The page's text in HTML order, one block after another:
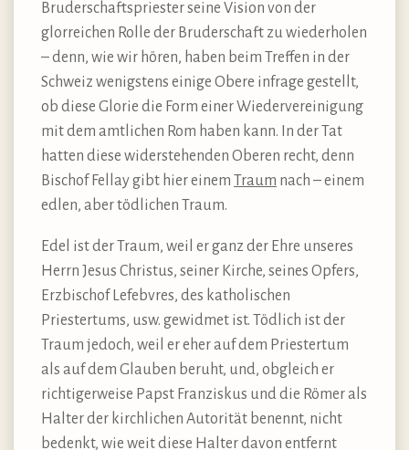
Bruderschaftspriester seine Vision von der
glorreichen Rolle der Bruderschaft zu wiederholen
– denn, wie wir hören, haben beim Treffen in der
Schweiz wenigstens einige Obere infrage gestellt,
ob diese Glorie die Form einer Wiedervereinigung
mit dem amtlichen Rom haben kann. In der Tat
hatten diese widerstehenden Oberen recht, denn
Bischof Fellay gibt hier einem Traum nach – einem
edlen, aber tödlichen Traum.
Edel ist der Traum, weil er ganz der Ehre unseres
Herrn Jesus Christus, seiner Kirche, seines Opfers,
Erzbischof Lefebvres, des katholischen
Priestertums, usw. gewidmet ist. Tödlich ist der
Traum jedoch, weil er eher auf dem Priestertum
als auf dem Glauben beruht, und, obgleich er
richtigerweise Papst Franziskus und die Römer als
Halter der kirchlichen Autorität benennt, nicht
bedenkt, wie weit diese Halter davon entfernt